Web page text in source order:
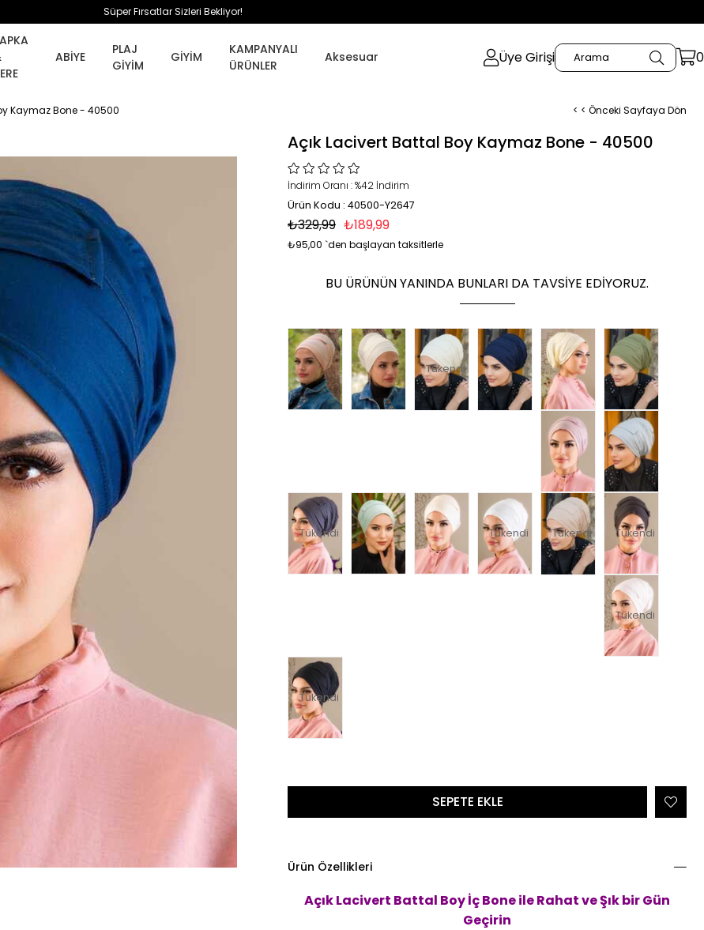
Süper Fırsatlar Sizleri Bekliyor!
ABİYE
PLAJ
GİYİM
GİYİM
KAMPANYALI
ÜRÜNLER
Aksesuar Üye Girişi 0
Kaymaz Bone - 40500 < < Önceki Sayfaya Dön
Açık Lacivert Battal Boy Kaymaz Bone - 40500
İndirim Oranı :%42 İndirim
Ürün Kodu : 40500-Y2647
₺329,99 ₺189,99
₺95,00 `den başlayan taksitlerle
BU ÜRÜNÜN YANINDA BUNLARI DA TAVSIYE EDIYORUZ.
Tükendi
Tükendi Tükendi Tükendi Tükendi
Tükendi
Tükendi
Ürün Özellikleri
Açık Lacivert Battal Boy İç Boneile Rahat ve Şık bir Gün
Geçirin